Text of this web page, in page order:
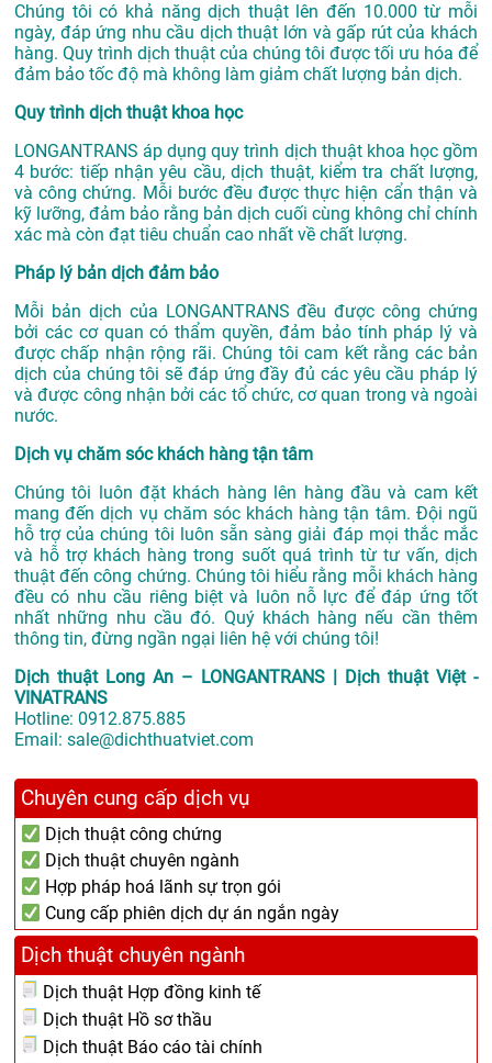
Chúng tôi có khả năng dịch thuật lên đến 10.000 từ mỗi
ngày, đáp ứng nhu cầu dịch thuật lớn và gấp rút của khách
hàng. Quy trình dịch thuật của chúng tôi được tối ưu hóa để
đảm bảo tốc độ mà không làm giảm chất lượng bản dịch.
Quy trình dịch thuật khoa học
LONGANTRANS áp dụng quy trình dịch thuật khoa học gồm
4 bước: tiếp nhận yêu cầu, dịch thuật, kiểm tra chất lượng,
và công chứng. Mỗi bước đều được thực hiện cẩn thận và
kỹ lưỡng, đảm bảo rằng bản dịch cuối cùng không chỉ chính
xác mà còn đạt tiêu chuẩn cao nhất về chất lượng.
Pháp lý bản dịch đảm bảo
Mỗi bản dịch của LONGANTRANS đều được công chứng
bởi các cơ quan có thẩm quyền, đảm bảo tính pháp lý và
được chấp nhận rộng rãi. Chúng tôi cam kết rằng các bản
dịch của chúng tôi sẽ đáp ứng đầy đủ các yêu cầu pháp lý
và được công nhận bởi các tổ chức, cơ quan trong và ngoài
nước.
Dịch vụ chăm sóc khách hàng tận tâm
Chúng tôi luôn đặt khách hàng lên hàng đầu và cam kết
mang đến dịch vụ chăm sóc khách hàng tận tâm. Đội ngũ
hỗ trợ của chúng tôi luôn sẵn sàng giải đáp mọi thắc mắc
và hỗ trợ khách hàng trong suốt quá trình từ tư vấn, dịch
thuật đến công chứng. Chúng tôi hiểu rằng mỗi khách hàng
đều có nhu cầu riêng biệt và luôn nỗ lực để đáp ứng tốt
nhất những nhu cầu đó. Quý khách hàng nếu cần thêm
thông tin, đừng ngần ngại liên hệ với chúng tôi!
Dịch thuật Long An – LONGANTRANS | Dịch thuật Việt -
VINATRANS
Hotline: 0912.875.885
Email: sale@dichthuatviet.com
Chuyên cung cấp dịch vụ
Dịch thuật công chứng
Dịch thuật chuyên ngành
Hợp pháp hoá lãnh sự trọn gói
Cung cấp phiên dịch dự án ngắn ngày
Dịch thuật chuyên ngành
Dịch thuật Hợp đồng kinh tế
Dịch thuật Hồ sơ thầu
Dịch thuật Báo cáo tài chính